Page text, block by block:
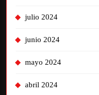
julio 2024
junio 2024
mayo 2024
abril 2024